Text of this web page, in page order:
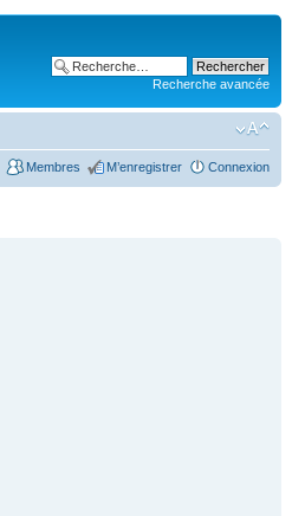
Recherche avancée
Membres M’enregistrer Connexion